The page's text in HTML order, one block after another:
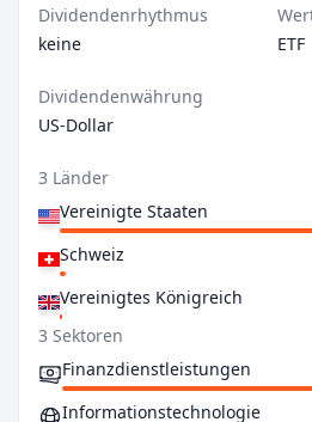
Dividendenrhythmus
keine
ETF
Dividendenwährung
US-Dollar
3 Länder
Vereinigte Staaten
Schweiz
Vereinigtes Königreich
3 Sektoren
Finanzdienstleistungen
Informationstechnologie